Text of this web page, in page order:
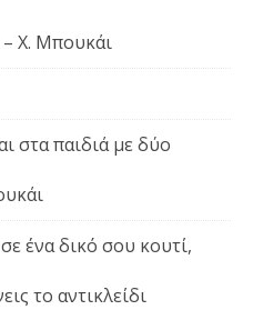
– Χ. Μπουκάι
στα παιδιά με δύο
ένα δικό σου κουτί,
το αντικλείδι